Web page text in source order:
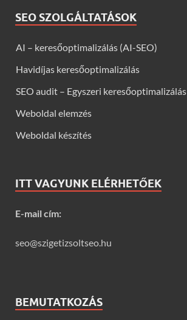
SEO SZOLGÁLTATÁSOK
AI – keresőoptimalizálás (AI-SEO)
Havidíjas keresőoptimalizálás
SEO audit – Egyszeri keresőoptimalizálás
Weboldal elemzés
Weboldal készítés
ITT VAGYUNK ELÉRHETŐEK
E-mail cím:
seo@szigetizsoltseo.hu
BEMUTATKOZÁS